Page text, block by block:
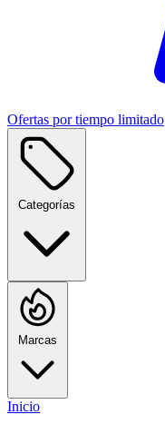
Ofertas por tiempo limitado
Categorías
Marcas
Inicio